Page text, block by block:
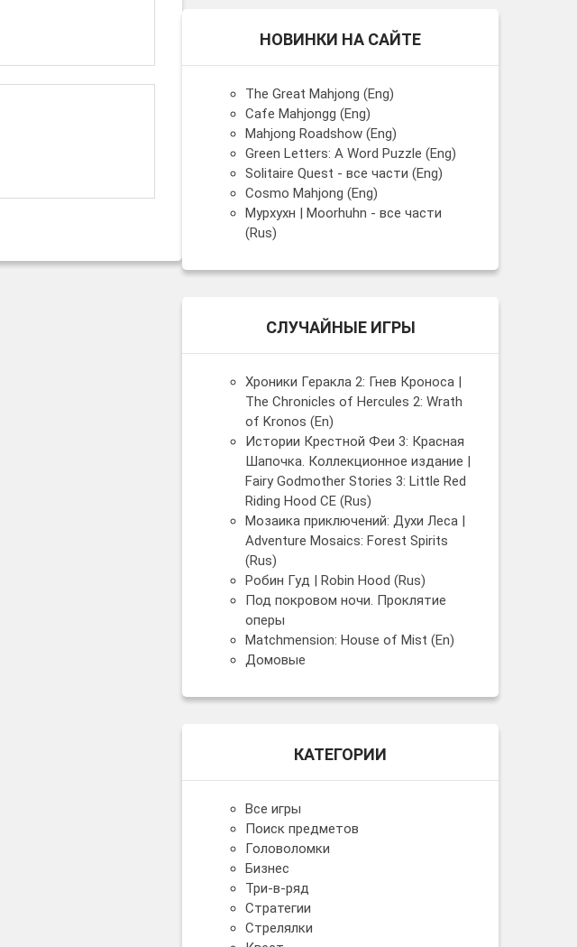
НОВИНКИ НА САЙТЕ
The Great Mahjong (Eng)
Cafe Mahjongg (Eng)
Mahjong Roadshow (Eng)
Green Letters: A Word Puzzle (Eng)
Solitaire Quest - все части (Eng)
Cosmo Mahjong (Eng)
Мурхухн | Moorhuhn - все части
(Rus)
СЛУЧАЙНЫЕ ИГРЫ
Хроники Геракла 2: Гнев Кроноса |
The Chronicles of Hercules 2: Wrath
of Kronos (En)
Истории Крестной Феи 3: Красная
Шапочка. Коллекционное издание |
Fairy Godmother Stories 3: Little Red
Riding Hood CE (Rus)
Мозаика приключений: Духи Леса |
Adventure Mosaics: Forest Spirits
(Rus)
Робин Гуд | Robin Hood (Rus)
Под покровом ночи. Проклятие
оперы
Matchmension: House of Mist (En)
Домовые
КАТЕГОРИИ
Все игры
Поиск предметов
Головоломки
Бизнес
Три-в-ряд
Стратегии
Стрелялки